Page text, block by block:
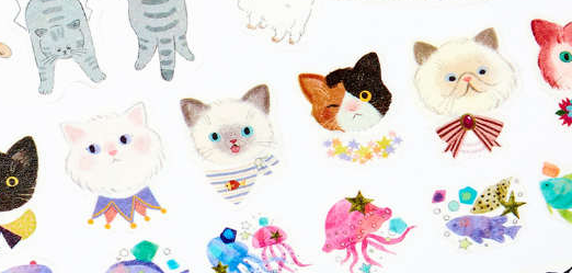
貼って贈れる花ことば
桜シリーズ フラワー
どうぶつ・いきもの 着せ替えシリーズ
おめかしペー
パー
ペーパーアイ
テム